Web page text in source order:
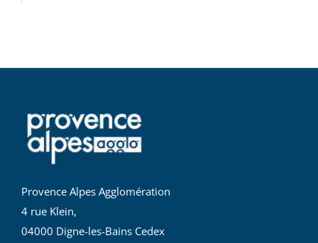
Provence Alpes Agglomération
4 rue Klein,
04000 Digne-les-Bains Cedex